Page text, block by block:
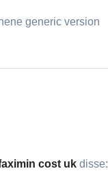
generic version
cost uk disse: